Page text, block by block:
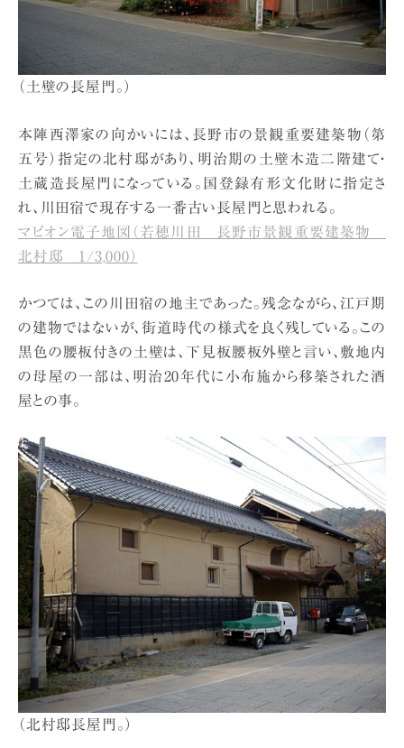
（土壁の長屋門。）
本陣西澤家の向かいには、長野市の景観重要建築物（第
五号）指定の北村邸があり、明治期の土壁木造二階建て・
土蔵造長屋門になっている。国登録有形文化財に指定さ
れ、川田宿で現存する一番古い長屋門と思われる。
マピオン電子地図（若穂川田 長野市景観重要建築物
北村邸 1/3,000）
かつては、この川田宿の地主であった。残念ながら、江戸期
の建物ではないが、街道時代の様式を良く残している。この
黒色の腰板付きの土壁は、下見板腰板外壁と言い、敷地内
の母屋の一部は、明治20年代に小布施から移築された酒
屋との事。
（北村邸長屋門。）